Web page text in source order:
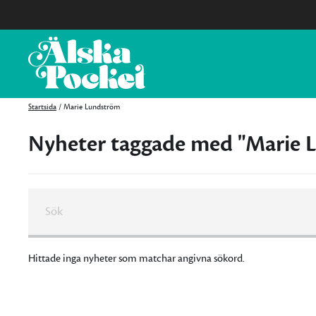
Startsida / Marie Lundström
Nyheter taggade med "Marie
Hittade inga nyheter som matchar angivna sökord.